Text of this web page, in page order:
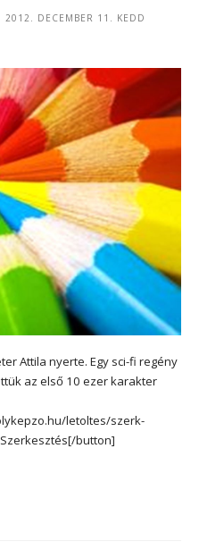
2012. DECEMBER 11. KEDD
Attila nyerte. Egy sci-fi regény
az első 10 ezer karakter
letoltes/szerk-
button]